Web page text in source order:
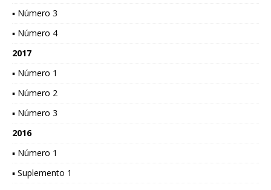
▪ Número 3
▪ Número 4
2017
▪ Número 1
▪ Número 2
▪ Número 3
2016
▪ Número 1
▪ Suplemento 1